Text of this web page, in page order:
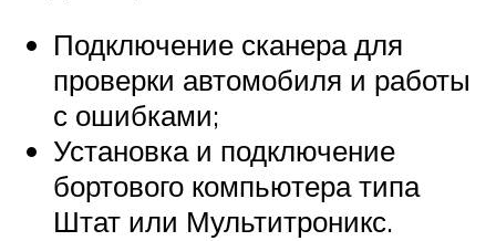
Подключение сканера для
проверки автомобиля и работы
с ошибками;
Установка и подключение
бортового компьютера типа
Штат или Мультитроникс.